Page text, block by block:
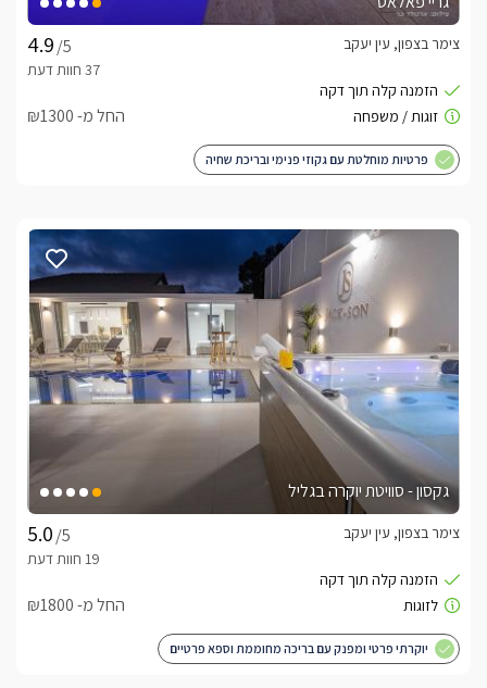
/5
צימר בצפון, עין יעקב
החל מ- ₪1300
פרטיות מוחלטת עם גקוזי פנימי ובריכת שחיה
גקסון - סוויטת יוקרה בגליל
/5
צימר בצפון, עין יעקב
החל מ- ₪1800
יוקרתי פרטי ומפנק עם בריכה מחוממת וספא פרטיים